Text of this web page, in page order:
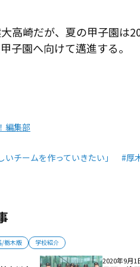
高崎だが、夏の甲子園は
子園へ向けて邁進する。
編集部
いチームを作っていきたい」 #厚
/栃木版 学校紹介
2020年9月1